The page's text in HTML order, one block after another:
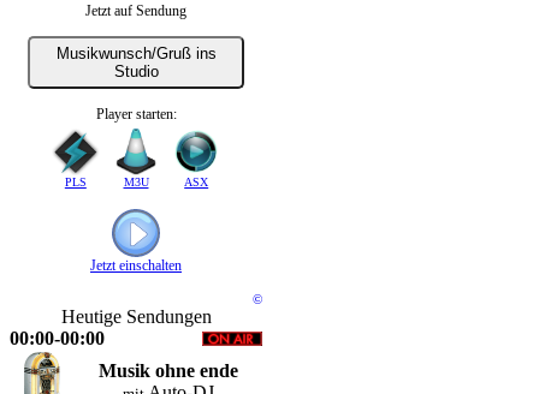
Jetzt auf Sendung
Musikwunsch/Gruß ins
Studio
Player starten:
PLS M3U ASX
Jetzt einschalten
©
Heutige Sendungen
00:00-00:00
Musik ohne ende